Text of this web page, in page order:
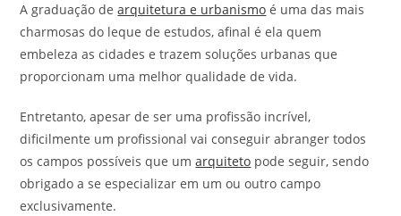
A graduação dearquitetura e urbanismo é uma das mais
charmosas do leque de estudos, afinal é ela quem
embeleza as cidades e trazem soluções urbanas que
proporcionam uma melhor qualidade de vida.
Entretanto, apesar de ser uma profissão incrível,
dificilmente um profissional vai conseguir abranger todos
os campos possíveis que umarquiteto pode seguir, sendo
obrigado a se especializar em um ou outro campo
exclusivamente.